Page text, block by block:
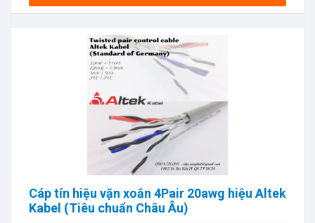
Cáp tín hiệu vặn xoắn 4Pair 20awg hiệu Altek
Kabel (Tiêu chuẩn Châu Âu)